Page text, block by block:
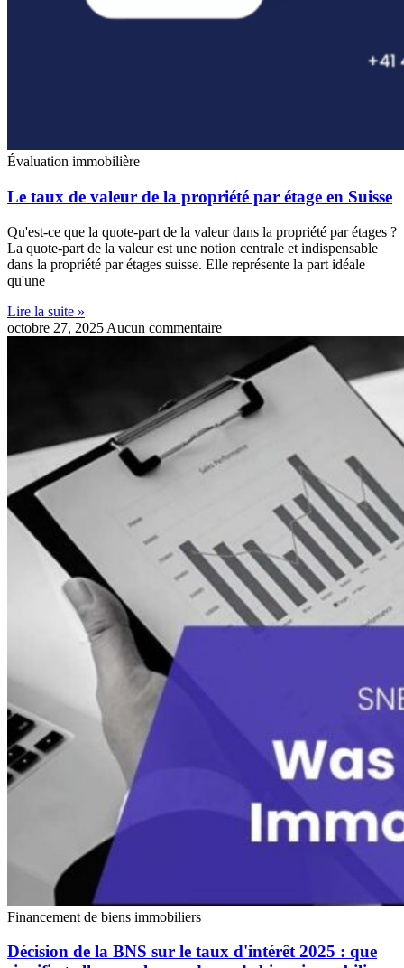
Évaluation immobilière
Le taux de valeur de la propriété par étage en Suisse
Qu'est-ce que la quote-part de la valeur dans la propriété par étages ?
La quote-part de la valeur est une notion centrale et indispensable
dans la propriété par étages suisse. Elle représente la part idéale
qu'une
Lire la suite »
octobre 27, 2025 Aucun commentaire
Financement de biens immobiliers
Décision de la BNS sur le taux d'intérêt 2025 : que